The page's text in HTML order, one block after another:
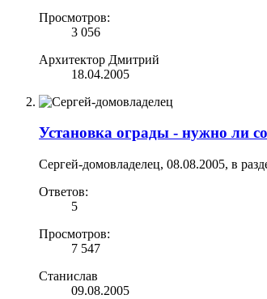
Просмотров:
3 056
Архитектор Дмитрий
18.04.2005
Установка ограды - нужно ли
Сергей-домовладелец, 08.08.2005, в
Ответов:
5
Просмотров:
7 547
Станислав
09.08.2005